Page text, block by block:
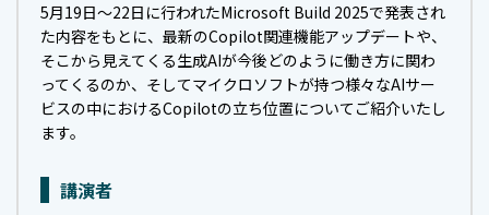
5月19日～22日に行われたMicrosoft Build 2025で発表され
た内容をもとに、最新のCopilot関連機能アップデートや、
そこから見えてくる生成AIが今後どのように働き方に関わ
ってくるのか、そしてマイクロソフトが持つ様々なAIサー
ビスの中におけるCopilotの立ち位置についてご紹介いたし
ます。
講演者